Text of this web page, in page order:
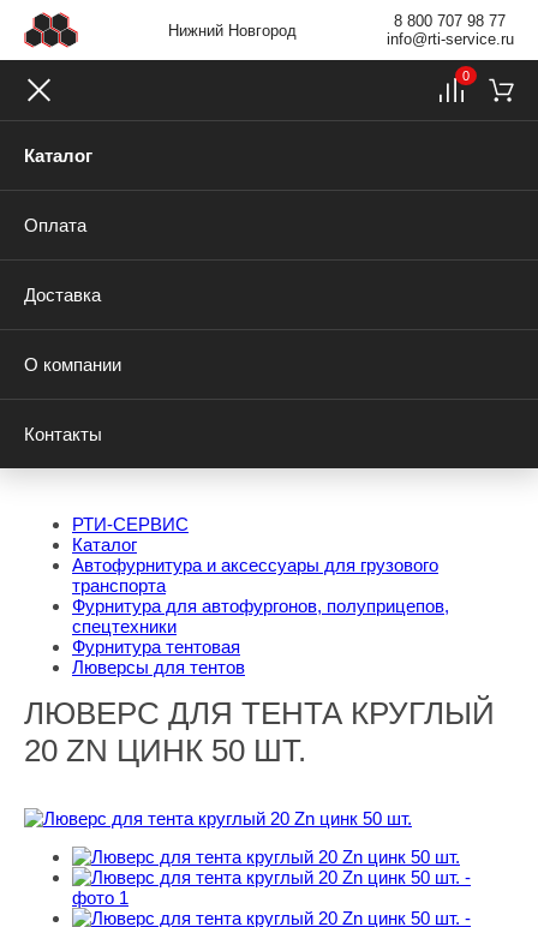
Нижний Новгород
8 800 707 98 77
info@rti-service.ru
Каталог
Оплата
Доставка
О компании
Контакты
0
РТИ-СЕРВИС
Каталог
Автофурнитура и аксессуары для грузового
транспорта
Фурнитура для автофургонов, полуприцепов,
спецтехники
Фурнитура тентовая
Люверсы для тентов
ЛЮВЕРС ДЛЯ ТЕНТА КРУГЛЫЙ
20 ZN ЦИНК 50 ШТ.